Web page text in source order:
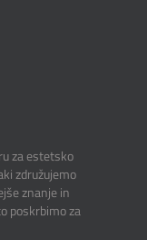
za estetsko
združujemo
znanje in
poskrbimo za